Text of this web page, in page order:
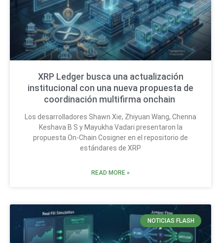
XRP Ledger busca una actualización
institucional con una nueva propuesta de
coordinación multifirma onchain
Los desarrolladores Shawn Xie, Zhiyuan Wang, Chenna
Keshava B S y Mayukha Vadari presentaron la
propuesta On-Chain Cosigner en el repositorio de
estándares de XRP
READ MORE »
NOTICIAS FLASH